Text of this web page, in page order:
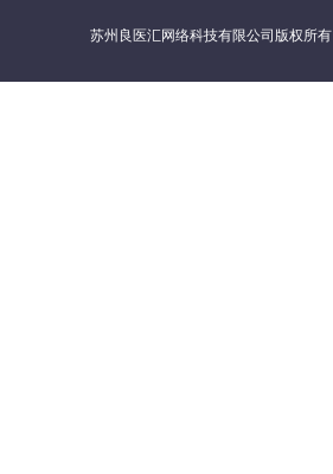
苏州良医汇网络科技有限公司版权所有